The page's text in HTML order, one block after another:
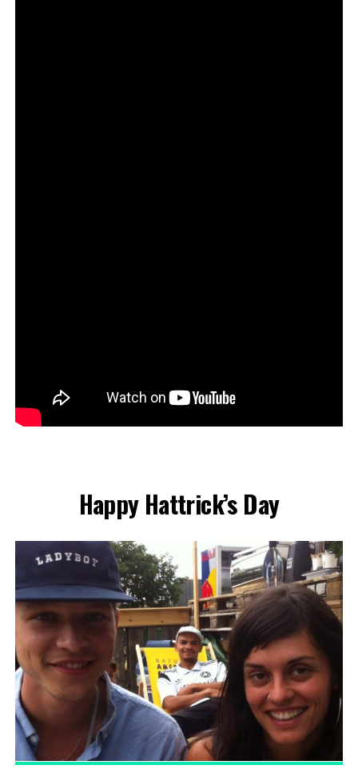
Happy Hattrick’s Day